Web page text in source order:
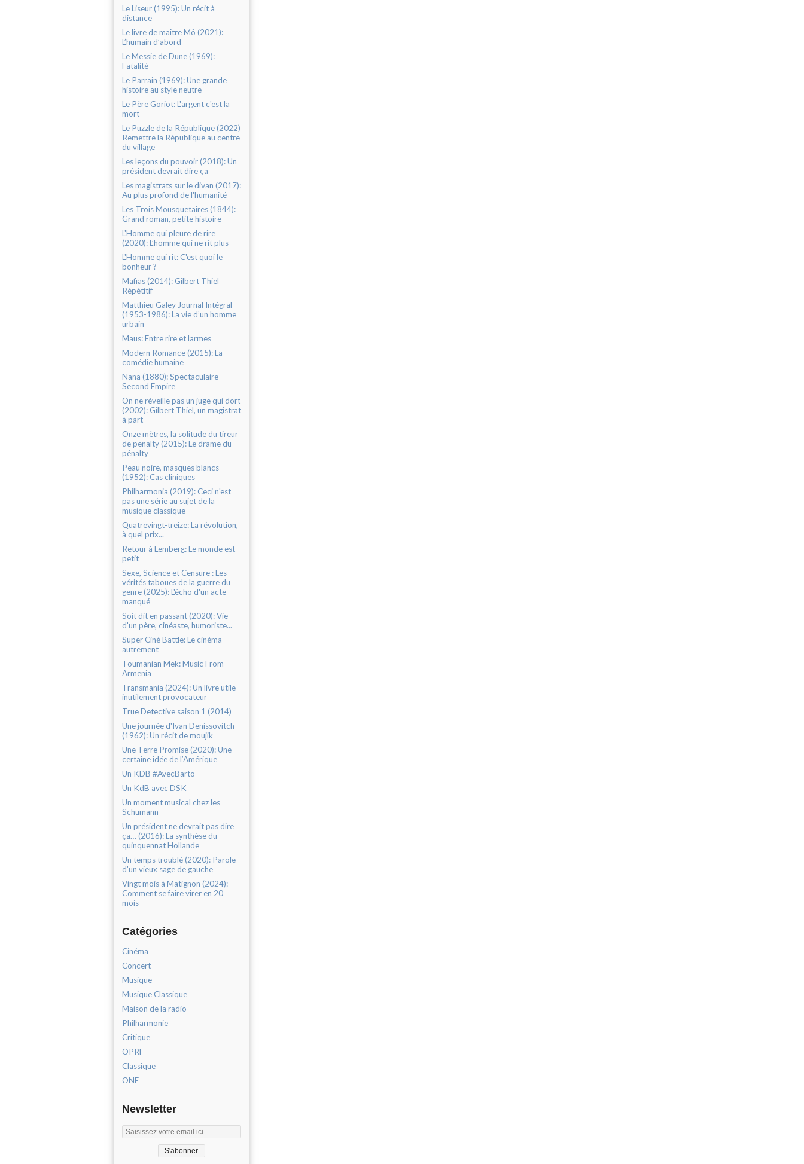
Le Liseur (1995): Un récit à
distance
Le livre de maître Mô (2021):
L’humain d’abord
Le Messie de Dune (1969):
Fatalité
Le Parrain (1969): Une grande
histoire au style neutre
Le Père Goriot: L'argent c'est la
mort
Le Puzzle de la République (2022)
Remettre la République au centre
du village
Les leçons du pouvoir (2018): Un
président devrait dire ça
Les magistrats sur le divan (2017):
Au plus profond de l'humanité
Les Trois Mousquetaires (1844):
Grand roman, petite histoire
L'Homme qui pleure de rire
(2020): L’homme qui ne rit plus
L'Homme qui rit: C'est quoi le
bonheur ?
Mafias (2014): Gilbert Thiel
Répétitif
Matthieu Galey Journal Intégral
(1953-1986): La vie d’un homme
urbain
Maus: Entre rire et larmes
Modern Romance (2015): La
comédie humaine
Nana (1880): Spectaculaire
Second Empire
On ne réveille pas un juge qui dort
(2002): Gilbert Thiel, un magistrat
à part
Onze mètres, la solitude du tireur
de penalty (2015): Le drame du
pénalty
Peau noire, masques blancs
(1952): Cas cliniques
Philharmonia (2019): Ceci n'est
pas une série au sujet de la
musique classique
Quatrevingt-treize: La révolution,
à quel prix...
Retour à Lemberg: Le monde est
petit
Sexe, Science et Censure : Les
vérités taboues de la guerre du
genre (2025): L'écho d'un acte
manqué
Soit dit en passant (2020): Vie
d'un père, cinéaste, humoriste...
Super Ciné Battle: Le cinéma
autrement
Toumanian Mek: Music From
Armenia
Transmania (2024): Un livre utile
inutilement provocateur
True Detective saison 1 (2014)
Une journée d'Ivan Denissovitch
(1962): Un récit de moujik
Une Terre Promise (2020): Une
certaine idée de l’Amérique
Un KDB #AvecBarto
Un KdB avec DSK
Un moment musical chez les
Schumann
Un président ne devrait pas dire
ça… (2016): La synthèse du
quinquennat Hollande
Un temps troublé (2020): Parole
d'un vieux sage de gauche
Vingt mois à Matignon (2024):
Comment se faire virer en 20
mois
Catégories
Cinéma
Concert
Musique
Musique Classique
Maison de la radio
Philharmonie
Critique
OPRF
Classique
ONF
Newsletter